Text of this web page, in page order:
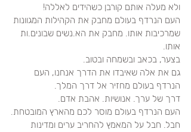
ולא מעלה אותם קורבן כשהידים לאללה!
העם הנרדף בעולם מחבק את הקהילות המגוונות
שמרכיבות אותו. מחבק את הא.נשים שבונים.ות
אותו.
בצער, בכאב ובשמחה ובטוב.
גם את אלה שאיבדו את הדרך אנחנו, העם
הנרדף בעולם מחזיר אל דרך המלך.
דרך של ערך. אנושיות. אהבת אדם.
העם הנרדף בעולם מוסר לכם מהארץ המובטחת.
חבל. חבל על המאמץ להחריב ערים ומדינות